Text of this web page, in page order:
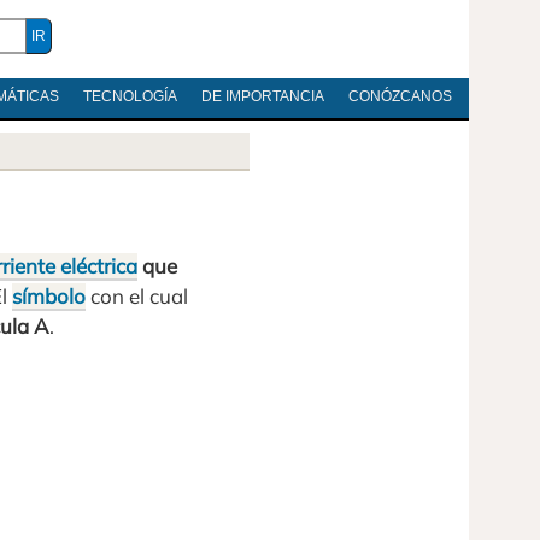
TECNOLOGÍA DE IMPORTANCIA CONÓZCANOS
eléctricaque
símbolocon el cual
A.